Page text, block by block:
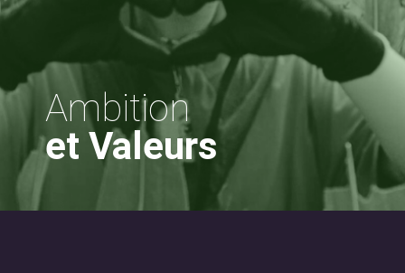
Ambition
et Valeurs